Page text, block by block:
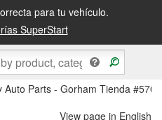
para tu vehículo.
SuperStart
o recógela en la tienda
Auto Parts - Gorham Tienda #5700
View page in English